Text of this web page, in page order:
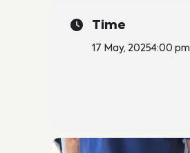
Time
17 May, 20254:00 pm